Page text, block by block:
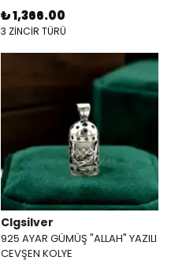
₺ 1,366.00
3 ZİNCİR TÜRÜ
Clgsilver
925 AYAR GÜMÜŞ "ALLAH" YAZILI
CEVŞEN KOLYE